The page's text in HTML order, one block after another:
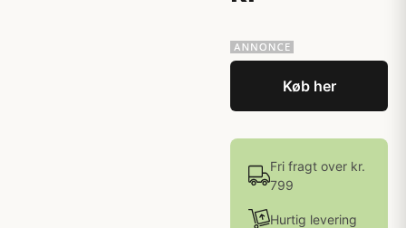
Køb her
Fri fragt over kr.
799
Hurtig levering